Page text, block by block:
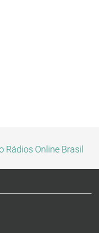
Rádios Online Brasil